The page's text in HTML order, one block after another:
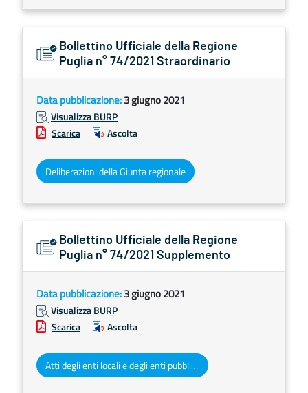
Bollettino Ufficiale della Regione
Puglia n° 74/2021 Straordinario
Data pubblicazione:3 giugno 2021
Visualizza BURP
Scarica
Ascolta
Deliberazioni della Giunta regionale
Bollettino Ufficiale della Regione
Puglia n° 74/2021 Supplemento
Data pubblicazione:3 giugno 2021
Visualizza BURP
Scarica
Ascolta
Atti degli enti locali e degli enti pubblici e privati